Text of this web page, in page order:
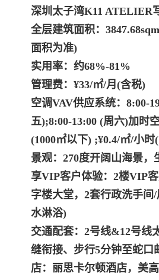
深圳太子湾K11 ATELIER
全层建筑面积：
面积为准)
实用率：约68%-81%
管理费：¥33/㎡/月(含税)
空调VAV供应系统：8:00-
五);8:00-13:00 (周六)加时
(1000㎡以下) ;¥0.4/㎡/小时
景观：270度开阔山海景，
享VIP客户体验：2楼VIP
字楼大堂，2套行政洗手间
水淋浴)
交通配套：2号线&12号线
缝衔接、步行5分钟至蛇口
店：丽思卡尔顿酒店，美